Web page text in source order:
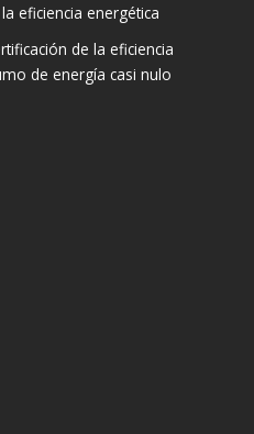
eficiencia energética
de la eficiencia
de energía casi nulo